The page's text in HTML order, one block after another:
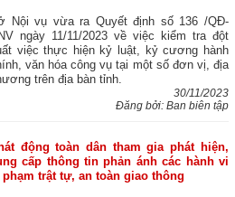
Nội vụ vừa ra Quyết định số 136 /QĐ-
ngày 11/11/2023 về việc kiểm tra đột
việc thực hiện kỷ luật, kỷ cương hành
văn hóa công vụ tại một số đơn vị, địa
trên địa bàn tỉnh.
30/11/2023
Đăng bởi: Ban biên tập
động toàn dân tham gia phát hiện,
cấp thông tin phản ánh các hành vi
trật tự, an toàn giao thông